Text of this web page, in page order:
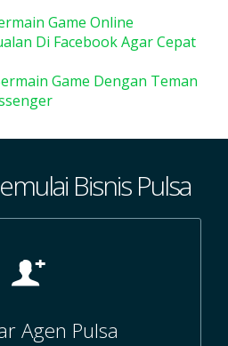
Game Online
Di Facebook Agar Cepat
Game Dengan Teman
Bisnis Pulsa
Agen Pulsa